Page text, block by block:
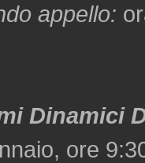
appello:
Dinamici
ore